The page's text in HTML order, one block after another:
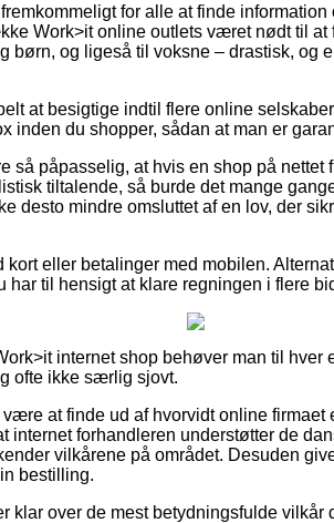
for alle at finde
Work>it online outlets været nødt til
børn, og ligeså til voksne – drastisk, og
at besigtige indtil flere online
inden du shopper, sådan at man er
så påpasselig, at hvis en shop på nettet
tiltalende, så burde det mange
desto mindre omsluttet af en lov, der
eller betalinger med mobilen.
har til hensigt at klare regningen i flere
internet shop behøver man til
ofte ikke særlig sjovt.
at finde ud af hvorvidt online
internet forhandleren understøtter de
vilkårene på området. Desuden
bestilling.
klar over de mest betydningsfulde vilkår